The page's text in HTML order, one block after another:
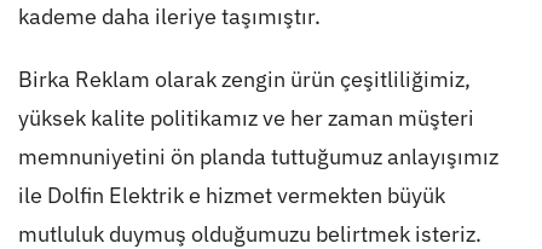
kademe daha ileriye taşımıştır.
Birka Reklam olarak zengin ürün çeşitliliğimiz,
yüksek kalite politikamız ve her zaman müşteri
memnuniyetini ön planda tuttuğumuz anlayışımız
ile Dolfin Elektrik e hizmet vermekten büyük
mutluluk duymuş olduğumuzu belirtmek isteriz.